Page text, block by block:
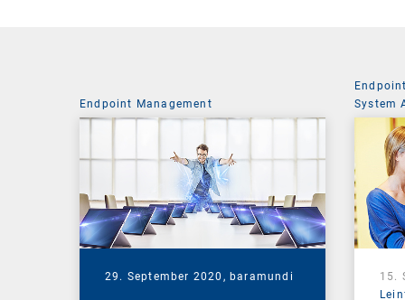
Endpoint Management
29. September 2020, baramundi
System
15.